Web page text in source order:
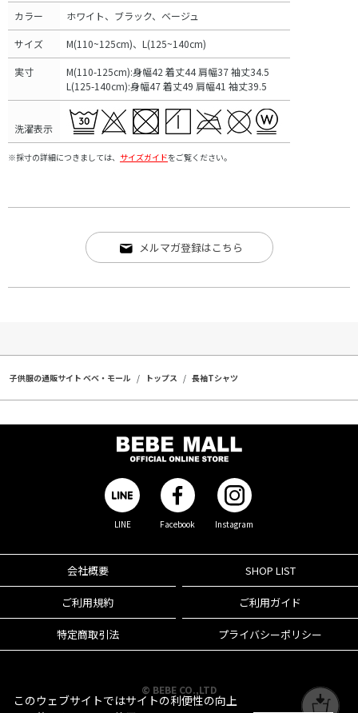
カラー ホワイト、ブラック、ベージュ
サイズ M(110~125cm)、L(125~140cm)
実寸
M(110-125cm):身幅42 着丈44 肩幅37 袖丈34.5
L(125-140cm):身幅47 着丈49 肩幅41 袖丈39.5
洗濯表示
※採寸の詳細につきましては、 サイズガイドをご覧ください。
メルマガ登録はこちら
子供服の通販サイト ベベ・モール トップス 長袖Tシャツ
LINE Facebook Instagram
会社概要 SHOP LIST
ご利用規約 ご利用ガイド
特定商取引法 プライバシーポリシー
© BEBE CO.,LTD
このウェブサイトではサイトの利便性の向上